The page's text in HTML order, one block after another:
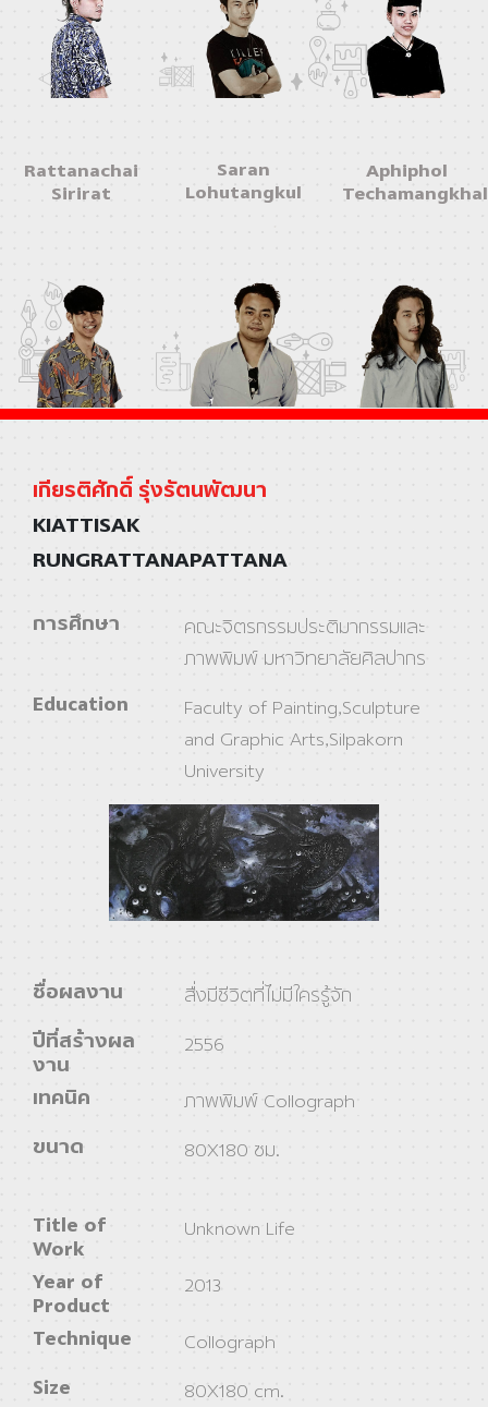
Rattanachai
Sirirat
Saran
Lohutangkul
Aphiphol
เกียรติศักดิ์ รุ่งรัตนพัฒนา
KIATTISAK
RUNGRATTANAPATTANA
การศึกษา
คณะจิตรกรรมประติมากรรมและ
ภาพพิมพ์ มหาวิทยาลัยศิลปากร
Education
Faculty of Painting,Sculpture
and Graphic Arts,Silpakorn
University
ชื่อผลงาน สื่งมีชีวิตที่ไม่มีใครรู้จัก
ปีที่สร้างผล
งาน
2556
เทคนิค ภาพพิมพ์ Collograph
ขนาด 80X180 ซม.
Title of
Work
Unknown Life
Year of
Product
2013
Technique Collograph
Size 80X180 cm.